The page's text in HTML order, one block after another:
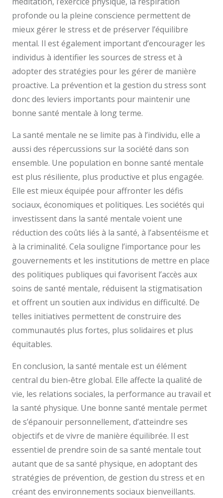
profonde ou la pleine conscience permettent de
mieux gérer le stress et de préserver l’équilibre
mental. Il est également important d’encourager les
individus à identifier les sources de stress et à
adopter des stratégies pour les gérer de manière
proactive. La prévention et la gestion du stress sont
donc des leviers importants pour maintenir une
bonne santé mentale à long terme.
La santé mentale ne se limite pas à l’individu, elle a
aussi des répercussions sur la société dans son
ensemble. Une population en bonne santé mentale
est plus résiliente, plus productive et plus engagée.
Elle est mieux équipée pour affronter les défis
sociaux, économiques et politiques. Les sociétés qui
investissent dans la santé mentale voient une
réduction des coûts liés à la santé, à l’absentéisme et
à la criminalité. Cela souligne l’importance pour les
gouvernements et les institutions de mettre en place
des politiques publiques qui favorisent l’accès aux
soins de santé mentale, réduisent la stigmatisation
et offrent un soutien aux individus en difficulté. De
telles initiatives permettent de construire des
communautés plus fortes, plus solidaires et plus
équitables.
En conclusion, la santé mentale est un élément
central du bien-être global. Elle affecte la qualité de
vie, les relations sociales, la performance au travail et
la santé physique. Une bonne santé mentale permet
de s’épanouir personnellement, d’atteindre ses
objectifs et de vivre de manière équilibrée. Il est
essentiel de prendre soin de sa santé mentale tout
autant que de sa santé physique, en adoptant des
stratégies de prévention, de gestion du stress et en
créant des environnements sociaux bienveillants.